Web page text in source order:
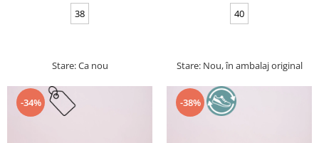
38
Stare: Ca nou
40
Stare: Nou, în ambalaj original
-34% -38%